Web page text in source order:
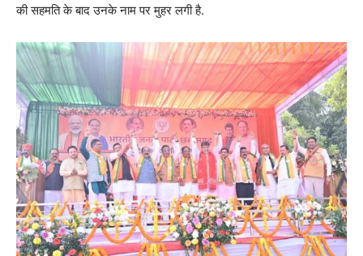
की सहमति के बाद उनके नाम पर मुहर लगी है.